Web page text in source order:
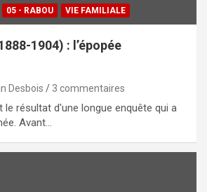
05 - RABOU VIE FAMILIALE
1904) : l’épopée
Desbois 3 commentaires
le résultat d'une longue enquête qui a
Avant…